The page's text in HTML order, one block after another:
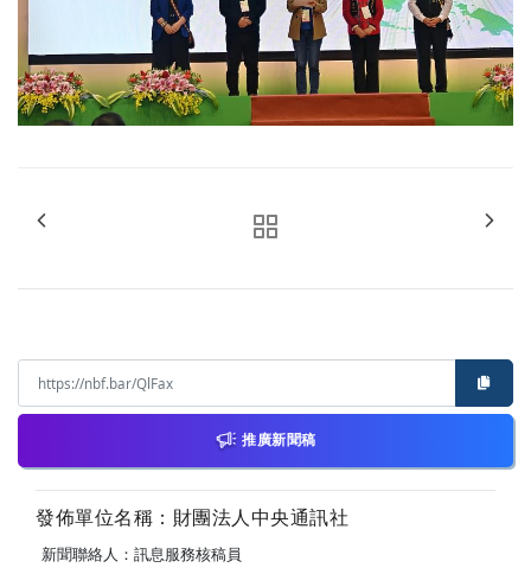
推廣新聞稿
發佈單位名稱：財團法人中央通訊社
新聞聯絡人：訊息服務核稿員